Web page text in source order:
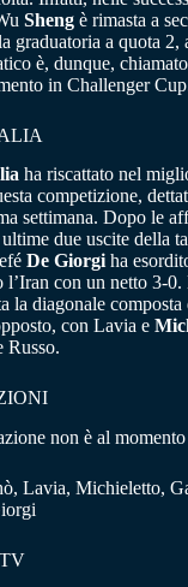
Sheng è rimasta a
graduatoria a quota 2,
è, dunque,
in Challenger
ha riscattato nel
competizione,
settimana. Dopo le
due uscite della
De Giorgi ha
l’Iran con un netto 3-0.
la diagonale composta
con Lavia e
Russo.
non è al
Lavia, Michieletto,